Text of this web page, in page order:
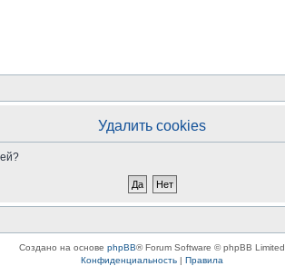
Удалить cookies
Создано на основеphpBB® Forum Software © phpBB Limited
Конфиденциальность |Правила